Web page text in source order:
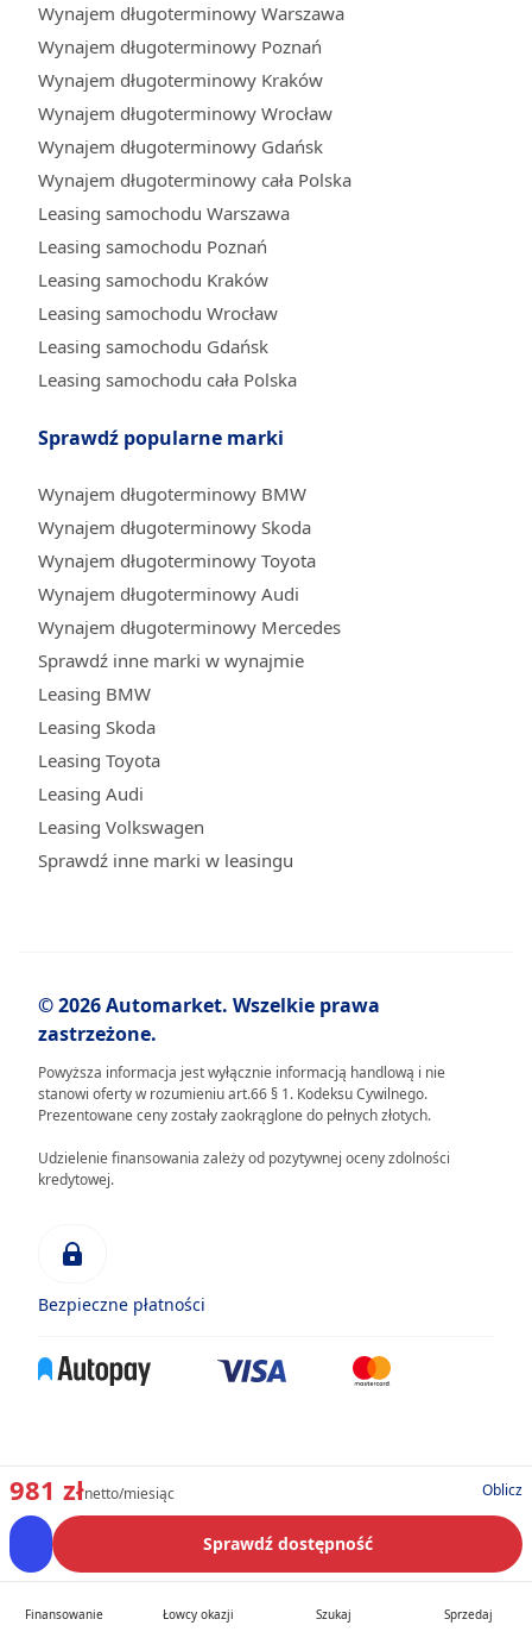
981 złnetto/miesiąc Oblicz
Sprawdź dostępność
Wynajem długoterminowy Warszawa
Wynajem długoterminowy Poznań
Wynajem długoterminowy Kraków
Wynajem długoterminowy Wrocław
Wynajem długoterminowy Gdańsk
Wynajem długoterminowy cała Polska
Leasing samochodu Warszawa
Leasing samochodu Poznań
Leasing samochodu Kraków
Leasing samochodu Wrocław
Leasing samochodu Gdańsk
Leasing samochodu cała Polska
Sprawdź popularne marki
Wynajem długoterminowy BMW
Wynajem długoterminowy Skoda
Wynajem długoterminowy Toyota
Wynajem długoterminowy Audi
Wynajem długoterminowy Mercedes
Sprawdź inne marki w wynajmie
Leasing BMW
Leasing Skoda
Leasing Toyota
Leasing Audi
Leasing Volkswagen
Sprawdź inne marki w leasingu
© 2026 Automarket. Wszelkie prawa
zastrzeżone.
Powyższa informacja jest wyłącznie informacją handlową i nie
stanowi oferty w rozumieniu art.66 § 1. Kodeksu Cywilnego.
Prezentowane ceny zostały zaokrąglone do pełnych złotych.
Udzielenie finansowania zależy od pozytywnej oceny zdolności
kredytowej.
Bezpieczne płatności
Finansowanie Łowcy okazji Szukaj Sprzedaj